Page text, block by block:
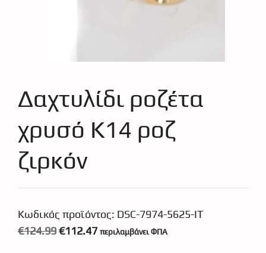
Δαχτυλίδι ροζέτα
χρυσό Κ14 ροζ
ζιρκόν
Κωδικός προϊόντος: DSC-7974-5625-IT
€124.99Original
€112.47Ηπεριλαμβάνει ΦΠΑ